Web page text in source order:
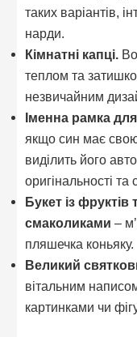
таких варіантів,
нарди.
Кімнатні капці.
теплом та
незвичайним
Іменна рамка
якщо син має
виділить його
оригінальності та
Букет із
смаколиками –
пляшечка коньяку.
Великий
вітальним
картинками чи